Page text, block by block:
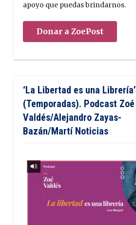
apoyo que puedas brindarnos.
Donar a ZoePost
‘La Libertad es una Librería’
(Temporadas). Podcast Zoé
Valdés/Alejandro Zayas-
Bazán/Martí Noticias